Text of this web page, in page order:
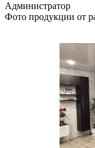
Администратор
Фото продукции от